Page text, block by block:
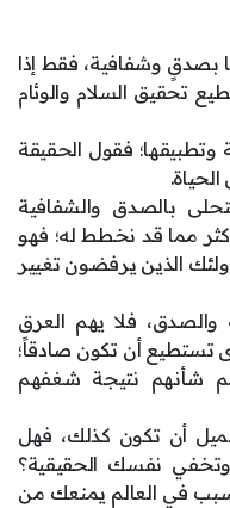
بصدقٍ وشفافية، فقط إذا
تحقيق السلام والوئام
فقول الحقيقة
بالصدق والشفافية
مما قد نخطط له؛ فهو
الذين يرفضون تغيير
والصدق، فلا يهم العرق
تستطيع أن تكون صادقاً؛
شأنهم نتيجة شغفهم
أن تكون كذلك، فهل
نفسك الحقيقية؟
سبب في العالم يمنعك من